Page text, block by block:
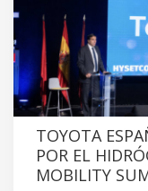
TOYOTA
POR EL
MOBILITY